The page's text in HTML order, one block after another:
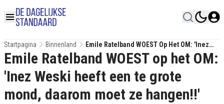
Startpagina Binnenland
Emile Ratelband WOEST Op Het OM: 'Inez
Weski Heeft Een Te Grote Mond, Daarom
Moet Ze Hangen!!'
Emile Ratelband WOEST op het OM:
'Inez Weski heeft een te grote
mond, daarom moet ze hangen!!'